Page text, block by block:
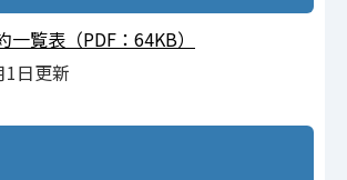
⼀覧表（PDF：64KB）
1日更新